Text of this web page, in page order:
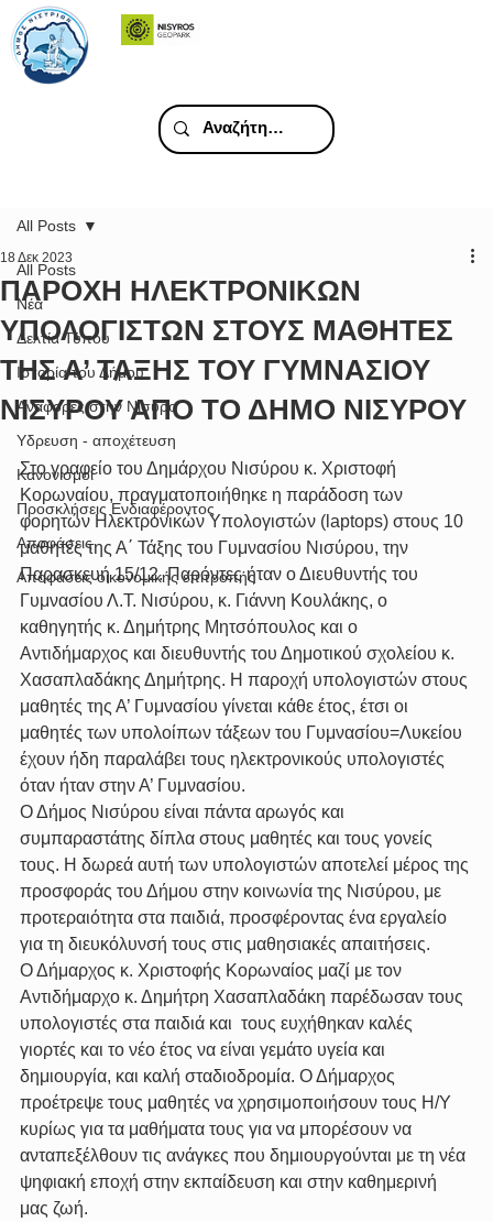
All Posts
Νέα
Δελτία Τύπου
Ιστορία του Δήμου
Αναφορές στην Νίσυρο
Υδρευση - αποχέτευση
Κανονισμοί
Προσκλήσεις Ενδιαφέροντος
Αποφάσεις
Αποφάσεις οικονομικής επιτροπής
All Posts
ΠΑΡΟΧΗ ΗΛΕΚΤΡΟΝΙΚΩΝ
ΥΠΟΛΟΓΙΣΤΩΝ ΣΤΟΥΣ ΜΑΘΗΤΕΣ
ΤΗΣ Α’ ΤΑΞΗΣ ΤΟΥ ΓΥΜΝΑΣΙΟΥ
ΝΙΣΥΡΟΥ ΑΠΟ ΤΟ ΔΗΜΟ ΝΙΣΥΡΟΥ
18 Δεκ 2023
Στο γραφείο του Δημάρχου Νισύρου κ. Χριστοφή
Κορωναίου, πραγματοποιήθηκε η παράδοση των
φορητών Ηλεκτρονικών Υπολογιστών (laptops) στους 10
μαθητές της Α΄ Τάξης του Γυμνασίου Νισύρου, την
Παρασκευή 15/12. Παρόντες ήταν ο Διευθυντής του
Γυμνασίου Λ.Τ. Νισύρου, κ. Γιάννη Κουλάκης, ο
καθηγητής κ. Δημήτρης Μητσόπουλος και ο
Αντιδήμαρχος και διευθυντής του Δημοτικού σχολείου κ.
Χασαπλαδάκης Δημήτρης. Η παροχή υπολογιστών στους
μαθητές της Α’ Γυμνασίου γίνεται κάθε έτος, έτσι οι
μαθητές των υπολοίπων τάξεων του Γυμνασίου=Λυκείου
έχουν ήδη παραλάβει τους ηλεκτρονικούς υπολογιστές
όταν ήταν στην Α’ Γυμνασίου.
Ο Δήμος Νισύρου είναι πάντα αρωγός και
συμπαραστάτης δίπλα στους μαθητές και τους γονείς
τους. Η δωρεά αυτή των υπολογιστών αποτελεί μέρος της
προσφοράς του Δήμου στην κοινωνία της Νισύρου, με
προτεραιότητα στα παιδιά, προσφέροντας ένα εργαλείο
για τη διευκόλυνσή τους στις μαθησιακές απαιτήσεις.
Ο Δήμαρχος κ. Χριστοφής Κορωναίος μαζί με τον
Αντιδήμαρχο κ. Δημήτρη Χασαπλαδάκη παρέδωσαν τους
υπολογιστές στα παιδιά και  τους ευχήθηκαν καλές
γιορτές και το νέο έτος να είναι γεμάτο υγεία και
δημιουργία, και καλή σταδιοδρομία. Ο Δήμαρχος
προέτρεψε τους μαθητές να χρησιμοποιήσουν τους Η/Υ
κυρίως για τα μαθήματα τους για να μπορέσουν να
ανταπεξέλθουν τις ανάγκες που δημιουργούνται με τη νέα
ψηφιακή εποχή στην εκπαίδευση και στην καθημερινή
μας ζωή.